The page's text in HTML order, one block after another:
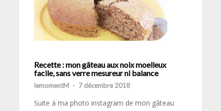
Recette : mon gâteau aux noix moelleux
facile, sans verre mesureur ni balance
lemomentM - 7 décembre 2018
Suite à ma photo instagram de mon gâteau